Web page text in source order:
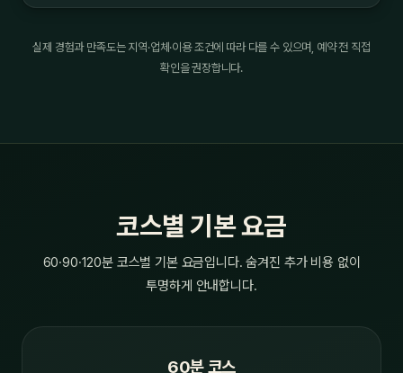
실제 경험과 만족도는 지역·업체·이용 조건에 따라 다를 수 있으며, 예약 전 직접
확인을 권장합니다.
코스별 기본 요금
60·90·120분 코스별 기본 요금입니다. 숨겨진 추가 비용 없이
투명하게 안내합니다.
60분 코스